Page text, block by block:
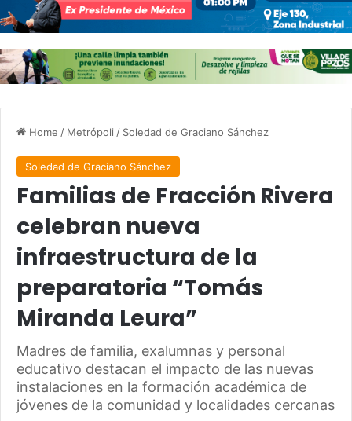
Home / Metrópoli / Soledad de Graciano Sánchez
Soledad de Graciano Sánchez
Familias de Fracción Rivera
celebran nueva
infraestructura de la
preparatoria “Tomás
Miranda Leura”
Madres de familia, exalumnas y personal
educativo destacan el impacto de las nuevas
instalaciones en la formación académica de
jóvenes de la comunidad y localidades cercanas